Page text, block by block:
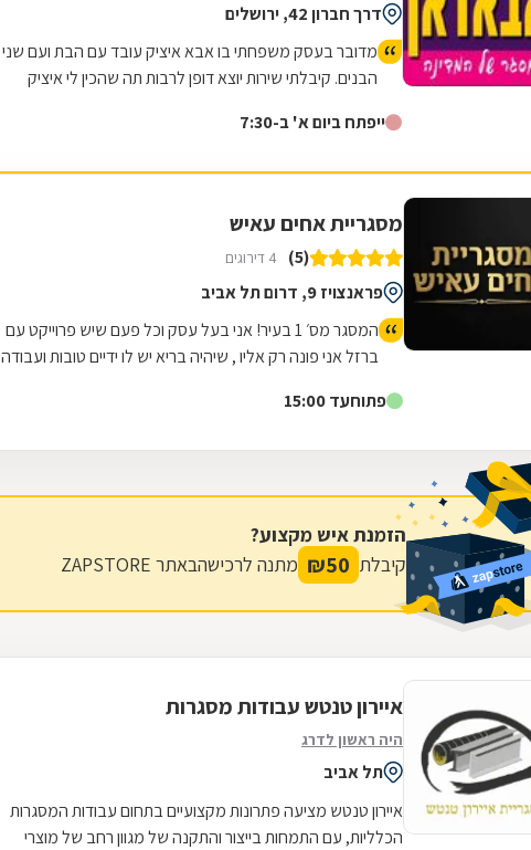
דרך חברון 42, ירושלים
מדובר בעסק משפחתי בו אבא איציק עובד עם הבת ועם שני
הבנים. קיבלתי שירות יוצא דופן לרבות תה שהכין לי איציק
ייפתח ביום א' ב-7:30
מסגריית אחים עאיש
(5) 4 דירוגים
פראנצויז 9, דרום תל אביב
המסגר מס׳ 1 בעיר! אני בעל עסק וכל פעם שיש פרוייקט עם
ברזל אני פונה רק אליו , שיהיה בריא יש לו ידיים טובות ועבודה
במהירות והכל במחיר טוב ששווה לעבודה שנעשית תודה
פתוחעד 15:00
הזמנת איש מקצוע?
קיבלת 50
₪ מתנה לרכישהבאתר ZAPSTORE
איירון טנטש עבודות מסגרות
היה ראשון לדרג
תל אביב
איירון טנטש מציעה פתרונות מקצועיים בתחום עבודות המסגרות
הכלליות, עם התמחות בייצור והתקנה של מגוון רחב של מוצרי